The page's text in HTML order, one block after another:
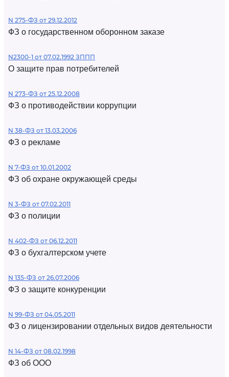
N 275-ФЗ от 29.12.2012
ФЗ о государственном оборонном заказе
N2300-1 от 07.02.1992 ЗППП
О защите прав потребителей
N 273-ФЗ от 25.12.2008
ФЗ о противодействии коррупции
N 38-ФЗ от 13.03.2006
ФЗ о рекламе
N 7-ФЗ от 10.01.2002
ФЗ об охране окружающей среды
N 3-ФЗ от 07.02.2011
ФЗ о полиции
N 402-ФЗ от 06.12.2011
ФЗ о бухгалтерском учете
N 135-ФЗ от 26.07.2006
ФЗ о защите конкуренции
N 99-ФЗ от 04.05.2011
ФЗ о лицензировании отдельных видов деятельности
N 14-ФЗ от 08.02.1998
ФЗ об ООО